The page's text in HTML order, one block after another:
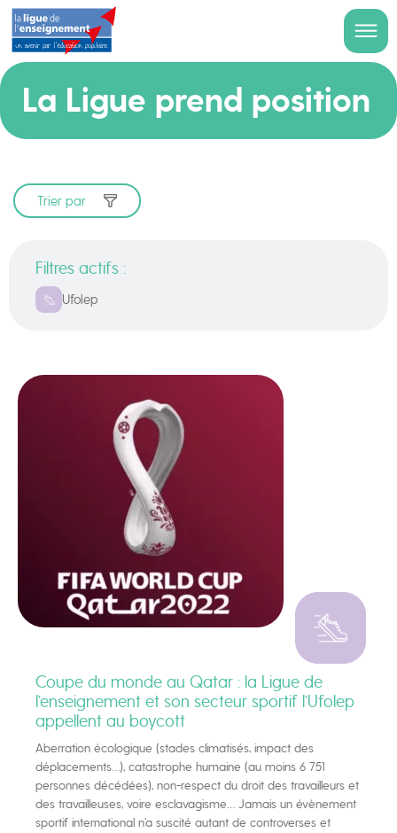
La Ligue prend position
Trier par
Filtres actifs :
Ufolep
Coupe du monde au Qatar : la Ligue de
l’enseignement et son secteur sportif l’Ufolep
appellent au boycott
Aberration écologique (stades climatisés, impact des
déplacements…), catastrophe humaine (au moins 6 751
personnes décédées), non-respect du droit des travailleurs et
des travailleuses, voire esclavagisme… Jamais un évènement
sportif international n’a suscité autant de controverses et